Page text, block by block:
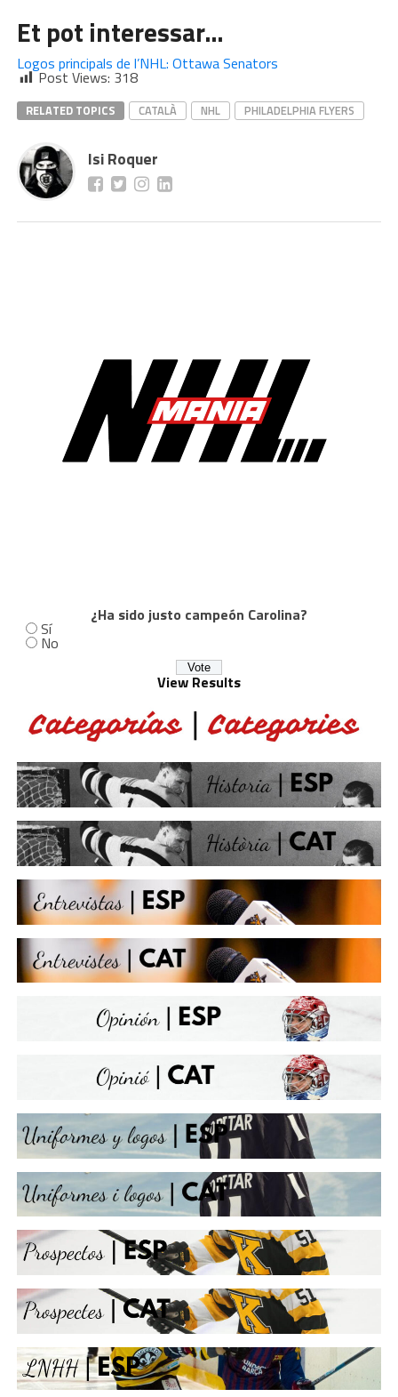
Et pot interessar…
Logos principals de l’NHL: Ottawa Senators
Post Views: 318
RELATED TOPICS CATALÀ NHL PHILADELPHIA FLYERS
Isi Roquer
¿Ha sido justo campeón Carolina?
Sí
No
View Results